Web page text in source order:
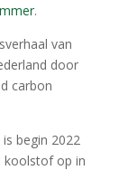
.
van
door
carbon
is begin 2022
koolstof op in